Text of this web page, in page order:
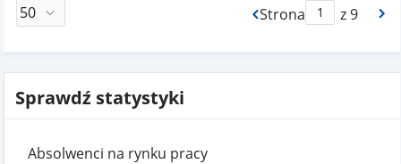
Strona
Max Stronaz 9
Sprawdź statystyki
Absolwenci na rynku pracy